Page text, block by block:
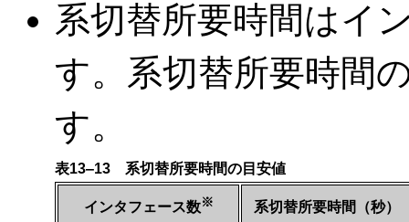
系切替所要時間はイ
す。系切替所要時間
す。
表13‒13 系切替所要時間の目安値
インタフェース数※ 系切替所要時間（秒）